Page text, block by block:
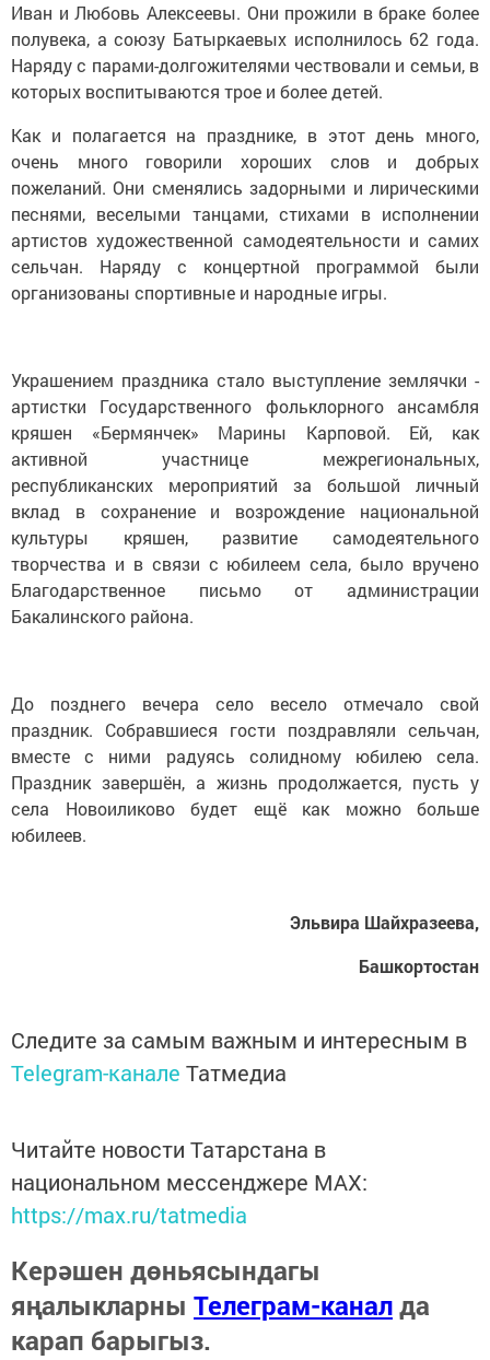
Иван и Любовь Алексеевы. Они прожили в браке более
полувека, а союзу Батыркаевых исполнилось 62 года.
Наряду с парами-долгожителями чествовали и семьи, в
которых воспитываются трое и более детей.
Как и полагается на празднике, в этот день много,
очень много говорили хороших слов и добрых
пожеланий. Они сменялись задорными и лирическими
песнями, веселыми танцами, стихами в исполнении
артистов художественной самодеятельности и самих
сельчан. Наряду с концертной программой были
организованы спортивные и народные игры.
Украшением праздника стало выступление землячки -
артистки Государственного фольклорного ансамбля
кряшен «Бермянчек» Марины Карповой. Ей, как
активной участнице межрегиональных,
республиканских мероприятий за большой личный
вклад в сохранение и возрождение национальной
культуры кряшен, развитие самодеятельного
творчества и в связи с юбилеем села, было вручено
Благодарственное письмо от администрации
Бакалинского района.
До позднего вечера село весело отмечало свой
праздник. Собравшиеся гости поздравляли сельчан,
вместе с ними радуясь солидному юбилею села.
Праздник завершён, а жизнь продолжается, пусть у
села Новоиликово будет ещё как можно больше
юбилеев.
Эльвира Шайхразеева,
Башкортостан
Следите за самым важным и интересным в
Telegram-канале Татмедиа
Читайте новости Татарстана в
национальном мессенджере MАХ:
https://max.ru/tatmedia
Керәшен дөньясындагы
яңалыкларны Телеграм-каналда
карап барыгыз.